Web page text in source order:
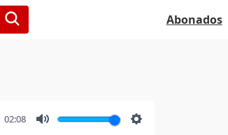
Abonados
02:08